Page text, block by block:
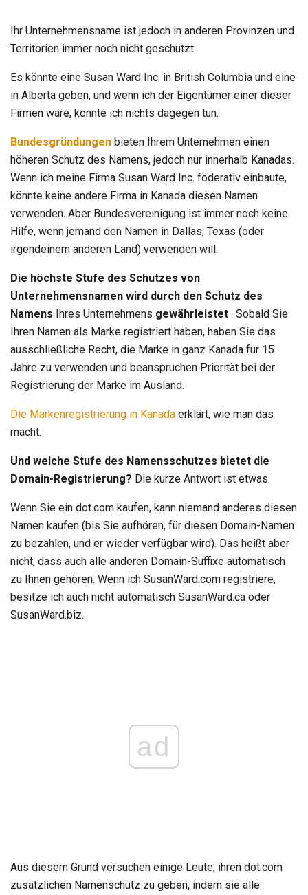
Ihr Unternehmensname ist jedoch in anderen Provinzen und
Territorien immer noch nicht geschützt.
Es könnte eine Susan Ward Inc. in British Columbia und eine
in Alberta geben, und wenn ich der Eigentümer einer dieser
Firmen wäre, könnte ich nichts dagegen tun.
Bundesgründungen bieten Ihrem Unternehmen einen
höheren Schutz des Namens, jedoch nur innerhalb Kanadas.
Wenn ich meine Firma Susan Ward Inc. föderativ einbaute,
könnte keine andere Firma in Kanada diesen Namen
verwenden. Aber Bundesvereinigung ist immer noch keine
Hilfe, wenn jemand den Namen in Dallas, Texas (oder
irgendeinem anderen Land) verwenden will.
Die höchste Stufe des Schutzes von
Unternehmensnamen wird durch den Schutz des
Namens Ihres Unternehmens gewährleistet . Sobald Sie
Ihren Namen als Marke registriert haben, haben Sie das
ausschließliche Recht, die Marke in ganz Kanada für 15
Jahre zu verwenden und beanspruchen Priorität bei der
Registrierung der Marke im Ausland.
Die Markenregistrierung in Kanada erklärt, wie man das
macht.
Und welche Stufe des Namensschutzes bietet die
Domain-Registrierung? Die kurze Antwort ist etwas.
Wenn Sie ein dot.com kaufen, kann niemand anderes diesen
Namen kaufen (bis Sie aufhören, für diesen Domain-Namen
zu bezahlen, und er wieder verfügbar wird). Das heißt aber
nicht, dass auch alle anderen Domain-Suffixe automatisch
zu Ihnen gehören. Wenn ich SusanWard.com registriere,
besitze ich auch nicht automatisch SusanWard.ca oder
SusanWard.biz.
ad
Aus diesem Grund versuchen einige Leute, ihren dot.com
zusätzlichen Namenschutz zu geben, indem sie alle